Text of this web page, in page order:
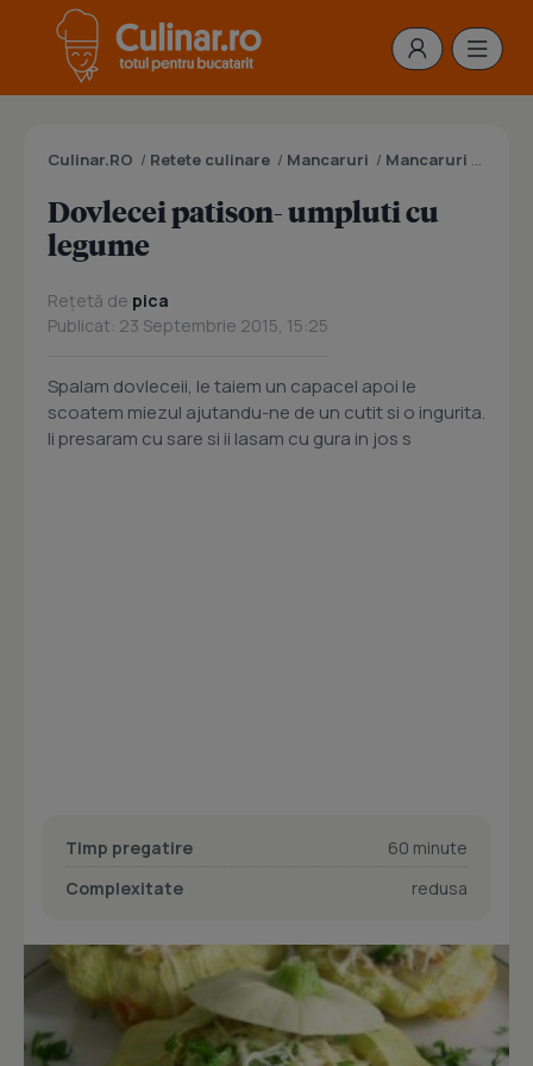
Culinar.RO / Retete culinare / Mancaruri / Mancaruri cu legume
Dovlecei patison- umpluti cu
legume
Rețetă de pica
Publicat: 23 Septembrie 2015, 15:25
Spalam dovleceii, le taiem un capacel apoi le
scoatem miezul ajutandu-ne de un cutit si o ingurita.
Ii presaram cu sare si ii lasam cu gura in jos s
Timp pregatire
60 minute
Complexitate
redusa